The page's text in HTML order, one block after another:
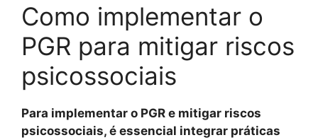
Como implementar o
PGR para mitigar riscos
psicossociais
Para implementar o PGR e mitigar riscos
psicossociais, é essencial integrar práticas